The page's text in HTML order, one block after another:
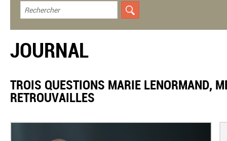
JOURNAL
TROIS QUESTIONS MARIE LENORMAND,
RETROUVAILLES